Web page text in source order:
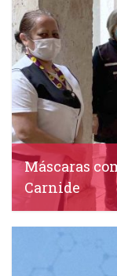
Máscaras
Carnide
IDS, 18 Maio, 2020